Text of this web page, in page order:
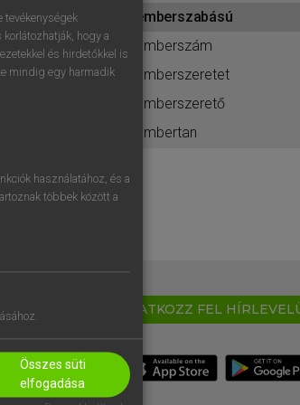
belépek.
emberszabású
emberszám
emberszeretet
emberszerető
embertan
IRATKOZZ FEL
tevékenységek
hogy a
és hirdetőkkel is
mindig egy harmadik
használatához, és a
többek között a
Összes süti
elfogadása